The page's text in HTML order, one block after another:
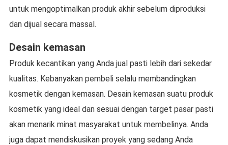
untuk mengoptimalkan produk akhir sebelum diproduksi
dan dijual secara massal.
Desain kemasan
Produk kecantikan yang Anda jual pasti lebih dari sekedar
kualitas. Kebanyakan pembeli selalu membandingkan
kosmetik dengan kemasan. Desain kemasan suatu produk
kosmetik yang ideal dan sesuai dengan target pasar pasti
akan menarik minat masyarakat untuk membelinya. Anda
juga dapat mendiskusikan proyek yang sedang Anda